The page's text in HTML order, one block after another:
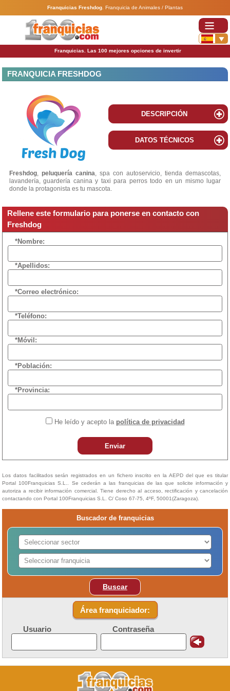
Franquicias Freshdog Franquicia de Animales / Plantas
Franquicias. Las 100 mejores opciones de invertir
FRANQUICIA FRESHDOG
DESCRIPCIÓN
DATOS TÉCNICOS
Freshdog, peluquería canina, spa con autoservicio, tienda demascotas,
lavandería, guardería canina y taxi para perros todo en un mismo lugar
donde la protagonista es tu mascota.
Rellene este formulario para ponerse en contacto con
Freshdog
*Nombre:
*Apellidos:
*Correo electrónico:
*Teléfono:
*Móvil:
*Población:
*Provincia:
He leído y acepto la política de privacidad
Enviar
Los datos facilitados serán registrados en un fichero inscrito en la AEPD del que es titular
Portal 100Franquicias S.L.. Se cederán a las franquicias de las que solicite información y
autoriza a recibir información comercial. Tiene derecho al acceso, rectificación y cancelación
contactando con Portal 100Franquicias S.L. C/ Coso 67-75, 4ºF, 50001(Zaragoza).
Buscador de franquicias
Buscar
Área franquiciador:
Usuario Contraseña